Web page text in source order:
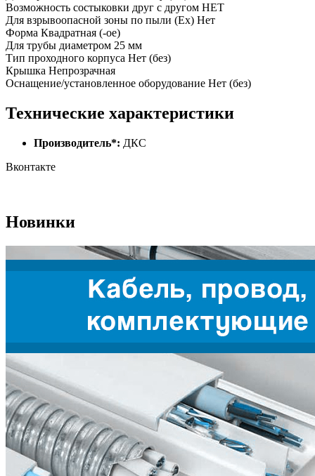
Возможность состыковки друг с другом НЕТ
Для взрывоопасной зоны по пыли (Ex) Нет
Форма Квадратная (-ое)
Для трубы диаметром 25 мм
Тип проходного корпуса Нет (без)
Крышка Непрозрачная
Оснащение/установленное оборудование Нет (без)
Технические характеристики
Производитель*: ДКС
Вконтакте
Новинки